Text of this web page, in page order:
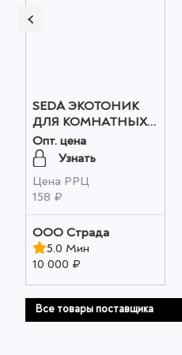
SEDA ЭКОТОНИК
ДЛЯ КОМНАТНЫХ
ЦВЕТОВ 100мл оптом
Опт. цена
Узнать
Цена РРЦ
158 ₽
ООО Страда
5.0 Мин
10 000 ₽
Все товары поставщика